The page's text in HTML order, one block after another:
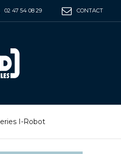
02 47 54 08 29 CONTACT
I-Robot